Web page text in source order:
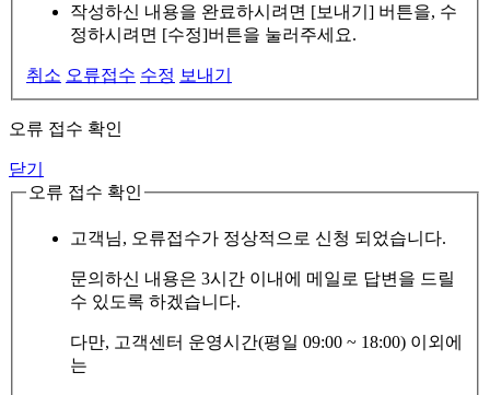
작성하신 내용을 완료하시려면 [보내기] 버튼을, 수
정하시려면 [수정]버튼을 눌러주세요.
취소 오류접수 수정 보내기
오류 접수 확인
닫기
오류 접수 확인
고객님, 오류접수가 정상적으로 신청 되었습니다.
문의하신 내용은 3시간 이내에 메일로 답변을 드릴
수 있도록 하겠습니다.
다만, 고객센터 운영시간(평일 09:00 ~ 18:00) 이외에
는